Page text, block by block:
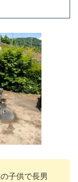
子供で長男